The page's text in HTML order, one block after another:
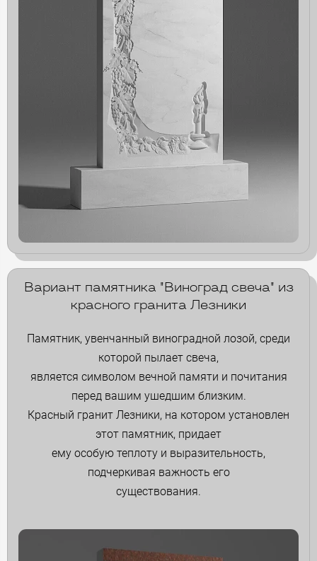
Вариант памятника "Виноград свеча" из
красного гранита Лезники
Памятник, увенчанный виноградной лозой, среди
которой пылает свеча,
является символом вечной памяти и почитания
перед вашим ушедшим близким.
Красный гранит Лезники, на котором установлен
этот памятник, придает
ему особую теплоту и выразительность,
подчеркивая важность его
существования.